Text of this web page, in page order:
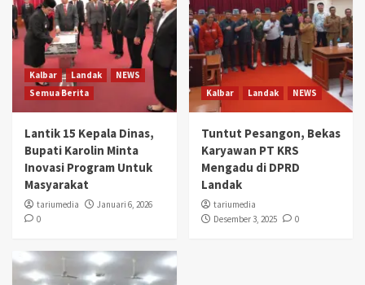
Kalbar Landak
NEWS
Semua Berita
Lantik 15 Kepala Dinas,
Bupati Karolin Minta
Inovasi Program Untuk
Masyarakat
tariumedia
Januari 6, 2026
0
Kalbar Landak NEWS
Tuntut Pesangon, Bekas
Karyawan PT KRS
Mengadu di DPRD
Landak
tariumedia
Desember 3, 2025
0